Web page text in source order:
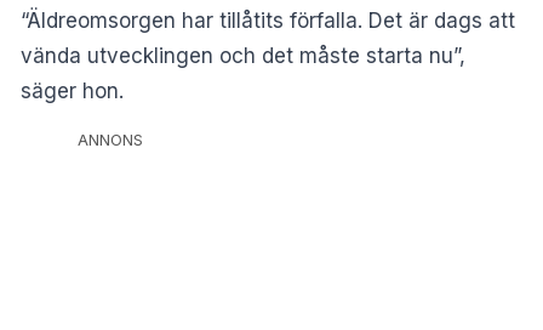
“Äldreomsorgen har tillåtits förfalla. Det är dags att
vända utvecklingen och det måste starta nu”,
säger hon.
ANNONS